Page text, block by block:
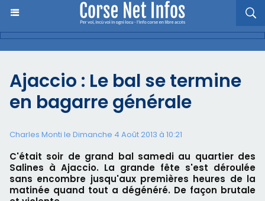
Ajaccio : Le bal se termine
en bagarre générale
Charles Monti le Dimanche 4 Août 2013 à 10:21
C'était soir de grand bal samedi au quartier des
Salines à Ajaccio. La grande fête s'est déroulée
sans encombre jusqu'aux premières heures de la
matinée quand tout a dégénéré. De façon brutale